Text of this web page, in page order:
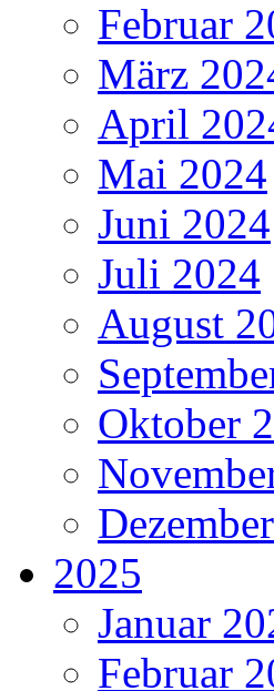
Februar
März
April
Mai 2024
Juni 2024
Juli 2024
August
Oktober
2025
Januar
Februar